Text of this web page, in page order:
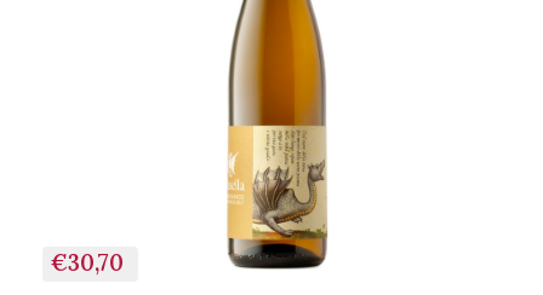
€30,70
+ AGGIUNGI AL
CARRELLO